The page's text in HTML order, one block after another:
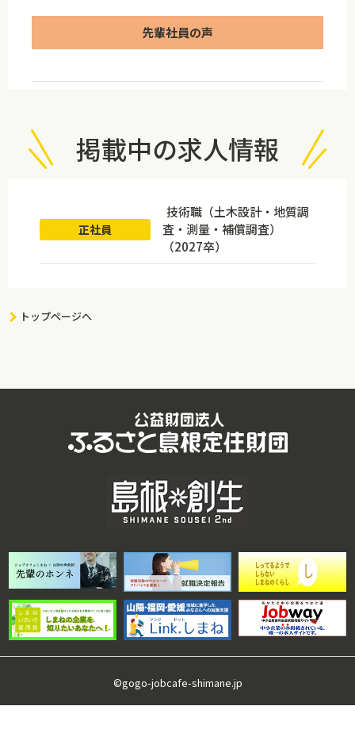
先輩社員の声
掲載中の求人情報
正社員
技術職（土木設計・地質調
査・測量・補償調査）
（2027卒）
トップページへ
©gogo-jobcafe-shimane.jp